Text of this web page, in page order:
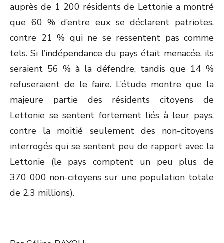
auprès de 1 200 résidents de Lettonie a montré
que 60 % d’entre eux se déclarent patriotes,
contre 21 % qui ne se ressentent pas comme
tels. Si l’indépendance du pays était menacée, ils
seraient 56 % à la défendre, tandis que 14 %
refuseraient de le faire. L’étude montre que la
majeure partie des résidents citoyens de
Lettonie se sentent fortement liés à leur pays,
contre la moitié seulement des non-citoyens
interrogés qui se sentent peu de rapport avec la
Lettonie (le pays comptent un peu plus de
370 000 non-citoyens sur une population totale
de 2,3 millions).